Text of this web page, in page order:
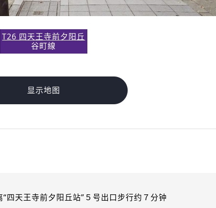
T26 四天王寺前夕阳丘
谷町線
显示地图
“四天王寺前夕阳丘站”５号出口步行约７分钟